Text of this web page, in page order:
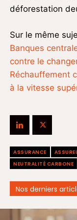
déforestation
Sur le même
Banques
contre le
Réchauffement
à la vitesse
ASSURANCE
NEUTRALITÉ CARBONE
Nos derniers